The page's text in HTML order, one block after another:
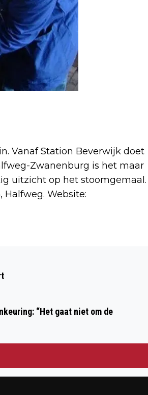
Vanaf Station Beverwijk doet
Zwanenburg is het maar
uitzicht op het stoomgemaal.
Website:
“Het gaat niet om de